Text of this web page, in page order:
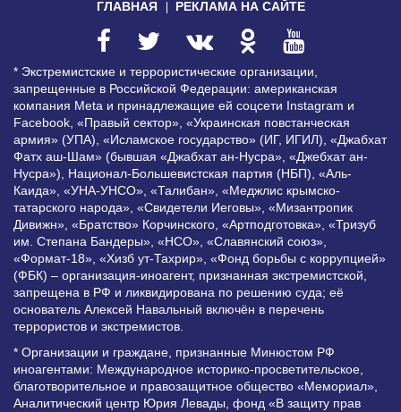
ГЛАВНАЯ РЕКЛАМА НА САЙТЕ
* Экстремистские и террористические организации,
запрещенные в Российской Федерации: американская
компания Meta и принадлежащие ей соцсети Instagram и
Facebook, «Правый сектор», «Украинская повстанческая
армия» (УПА), «Исламское государство» (ИГ, ИГИЛ), «Джабхат
Фатх аш-Шам» (бывшая «Джабхат ан-Нусра», «Джебхат ан-
Нусра»), Национал-Большевистская партия (НБП), «Аль-
Каида», «УНА-УНСО», «Талибан», «Меджлис крымско-
татарского народа», «Свидетели Иеговы», «Мизантропик
Дивижн», «Братство» Корчинского, «Артподготовка», «Тризуб
им. Степана Бандеры», «НСО», «Славянский союз»,
«Формат-18», «Хизб ут-Тахрир», «Фонд борьбы с коррупцией»
(ФБК) – организация-иноагент, признанная экстремистской,
запрещена в РФ и ликвидирована по решению суда; её
основатель Алексей Навальный включён в перечень
террористов и экстремистов.
* Организации и граждане, признанные Минюстом РФ
иноагентами: Международное историко-просветительское,
благотворительное и правозащитное общество «Мемориал»,
Аналитический центр Юрия Левады, фонд «В защиту прав